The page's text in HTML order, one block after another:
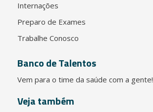
Internações
Preparo de Exames
Trabalhe Conosco
Banco de Talentos
Vem para o time da saúde com a gente!
Veja também